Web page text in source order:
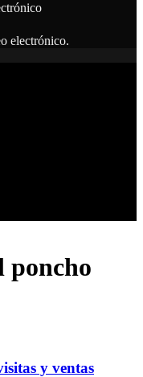
electrónico.
poncho
y ventas